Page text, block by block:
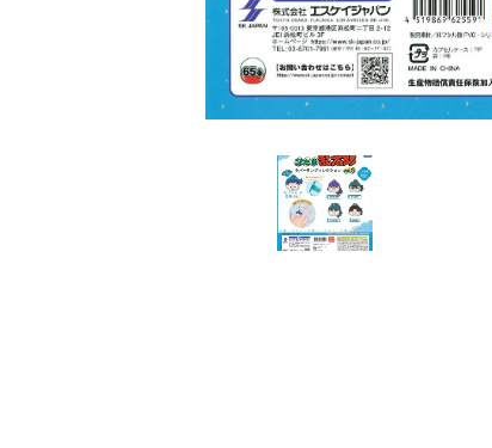
よくあるご質問
ご利用ガイド
06-6282-7659